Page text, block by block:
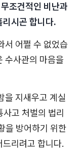
조건적인 비난과
시곤 합니다.
서 어쩔 수 없었습
수사관의 마음을
을 지새우고 계실
고 처벌의 법리
을 방어하기 위한
리려고 합니다.